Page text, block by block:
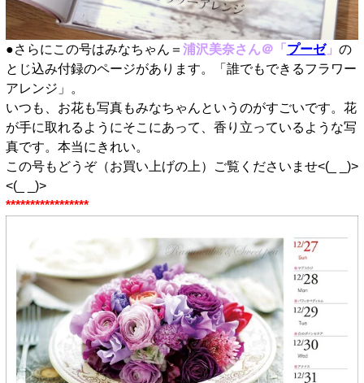
●さらにこの号はみなちゃん＝ 浦沢美奈さん＠「 プーゼ」 の
とじ込み付録のページがあります。「誰でもできるフラワー
アレンジ」。
いつも、お花も写真もみなちゃんというのがすごいです。花
が手に取れるようにそこにあって、香り立っているような写
真です。本当にきれい。
この号もどうぞ（お買い上げの上）ご覧くださいませ<(_ _)>
<(_ _)>
*****************